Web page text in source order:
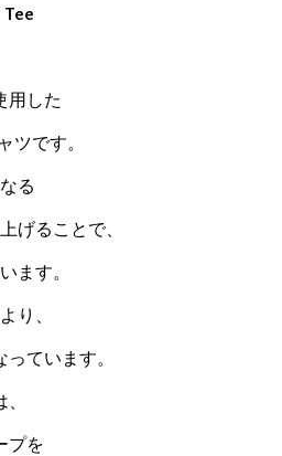
Tee
用した
ツです。
る
げることで、
ます。
り、
ています。
プを